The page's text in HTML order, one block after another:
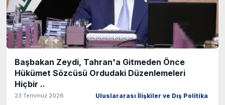
Başbakan Zeydi, Tahran'a Gitmeden Önce
Hükümet Sözcüsü Ordudaki Düzenlemeleri
Hiçbir ..
23 Temmuz 2026 Uluslararası İlişkiler ve Dış Politika